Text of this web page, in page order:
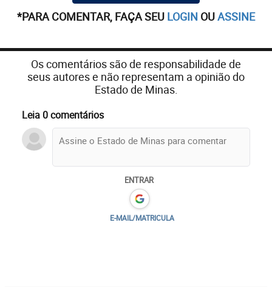
*PARA COMENTAR, FAÇA SEU LOGIN OUASSINE
Os comentários são de responsabilidade de
seus autores e não representam a opinião do
Estado de Minas.
Leia 0 comentários
ENTRAR
E-MAIL/MATRICULA